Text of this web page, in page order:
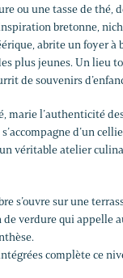
ou une tasse de thé,
bretonne,
abrite un foyer
plus jeunes. Un lieu
de souvenirs
marie l’authenticité
d’un
véritable atelier
s’ouvre sur une
verdure qui appelle
complète ce